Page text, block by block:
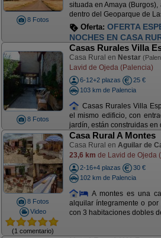
8 Fotos
situada en Amaya
dentro del Geoparque de
Oferta: OFERTA
NOCHES EN CASA
8 Fotos
Casas Rurales Villa
Casa Rural en Nestar
Lavid de Ojeda (Palencia)
6-12+2 plazas
25 €
103 km de Palencia
Casas Rurales Villa
el mismo edificio, con
jardín, están construidas en
8 Fotos
Video
(1 comentario)
Casa Rural A Montes
Casa Rural en Aguilar de
23,6 km de Lavid de Ojeda
2-16+4 plazas
30 €
102 km de Palencia
A montes es una
alquilar íntegramente o
con 3 habitaciones dobles